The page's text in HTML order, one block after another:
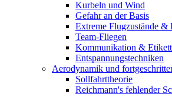
Kurbeln und Wind
Gefahr an der Basis
Extreme Flugzustände &
Team-Fliegen
Kommunikation &
Entspannungstechniken
Aerodynamik und
Sollfahrttheorie
Reichmann's fehlender